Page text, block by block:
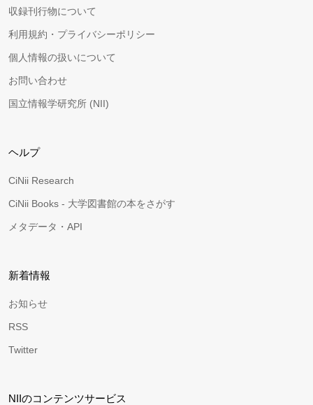
収録刊行物について
利用規約・プライバシーポリシー
個人情報の扱いについて
お問い合わせ
国立情報学研究所 (NII)
ヘルプ
CiNii Research
CiNii Books - 大学図書館の本をさがす
メタデータ・API
新着情報
お知らせ
RSS
Twitter
NIIのコンテンツサービス